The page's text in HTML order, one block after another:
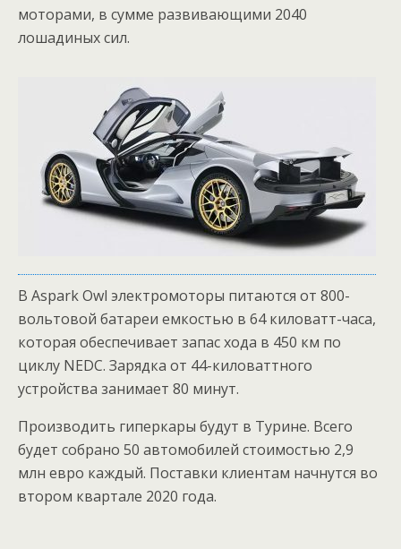
моторами, в сумме развивающими 2040
лошадиных сил.
В Aspark Owl электромоторы питаются от 800-
вольтовой батареи емкостью в 64 киловатт-часа,
которая обеспечивает запас хода в 450 км по
циклу NEDC. Зарядка от 44-киловаттного
устройства занимает 80 минут.
Производить гиперкары будут в Турине. Всего
будет собрано 50 автомобилей стоимостью 2,9
млн евро каждый. Поставки клиентам начнутся во
втором квартале 2020 года.